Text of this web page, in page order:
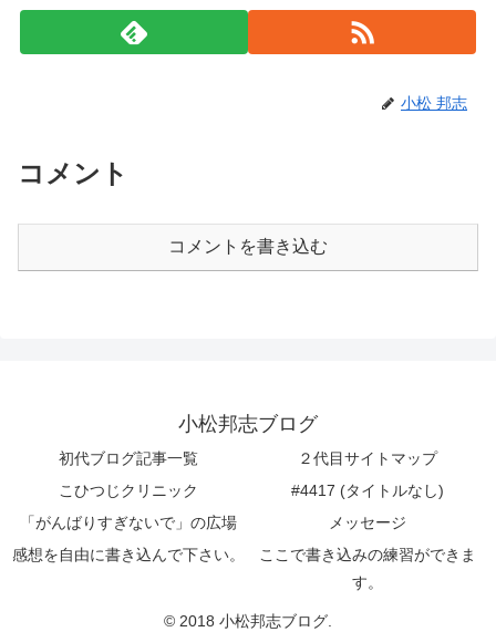
小松 邦志
コメント
コメントを書き込む
小松邦志ブログ
初代ブログ記事一覧
２代目サイトマップ
こひつじクリニック
#4417 (タイトルなし)
「がんばりすぎないで」の広場
メッセージ
感想を自由に書き込んで下さい。
ここで書き込みの練習ができま
す。
© 2018 小松邦志ブログ.